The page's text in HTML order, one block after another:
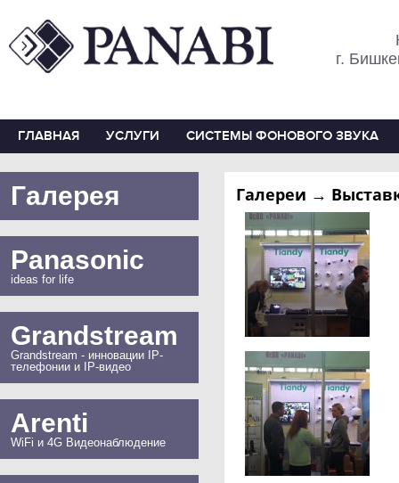
г.
ГЛАВНАЯ УСЛУГИ СИСТЕМЫ ФОНОВОГО ЗВУКА
Галерея
Panasonic
ideas for life
Grandstream
Grandstream - инновации IP-
телефонии и IP-видео
Arenti
WiFi и 4G Видеонаблюдение
Галереи →